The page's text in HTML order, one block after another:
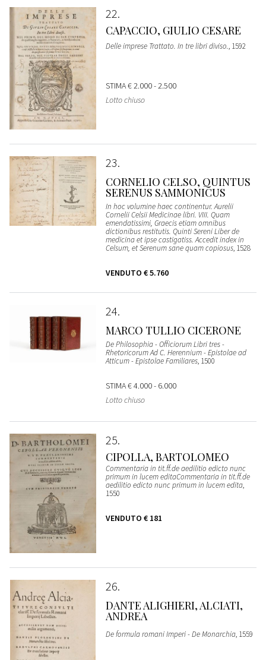
22
CAPACCIO, GIULIO CESARE
Delle imprese Trattato. In tre libri diviso., 1592
STIMA€ 2.000 - 2.500
Lotto chiuso
23
CORNELIO CELSO, QUINTUS
SERENUS SAMMONICUS
In hoc volumine haec continentur. Aurelii
Cornelii Celsii Medicinae libri. VIII. Quam
emendatissimi, Graecis etiam omnibus
dictionibus restitutis. Quinti Sereni Liber de
medicina et ipse castigatiss. Accedit index in
Celsum, et Serenum sane quam copiosus, 1528
VENDUTO € 5.760
24
MARCO TULLIO CICERONE
De Philosophia - Officiorum Libri tres -
Rhetoricorum Ad C. Herennium - Epistolae ad
Atticum - Epistolae Familiares, 1500
STIMA€ 4.000 - 6.000
Lotto chiuso
25
CIPOLLA, BARTOLOMEO
Commentaria in tit.ff.de aedilitio edicto nunc
primum in lucem editaCommentaria in tit.ff.de
aedilitio edicto nunc primum in lucem edita,
1550
VENDUTO € 181
26
DANTE ALIGHIERI, ALCIATI,
ANDREA
De formula romani Imperi - De Monarchia, 1559